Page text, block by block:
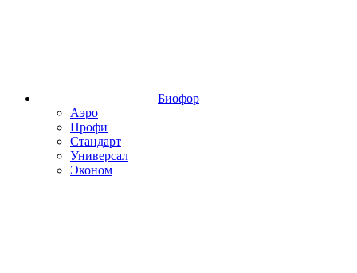
Биофор
Аэро
Профи
Стандарт
Универсал
Эконом